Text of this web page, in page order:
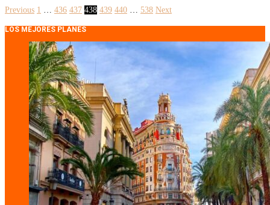
Previous 1 … 436 437 438 439 440 … 538 Next
LOS MEJORES PLANES